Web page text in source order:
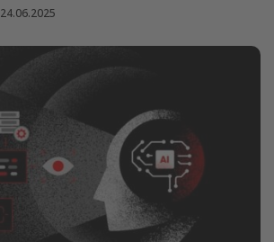
24.06.2025